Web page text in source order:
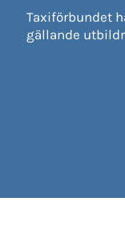
Taxiförbundet
gällande